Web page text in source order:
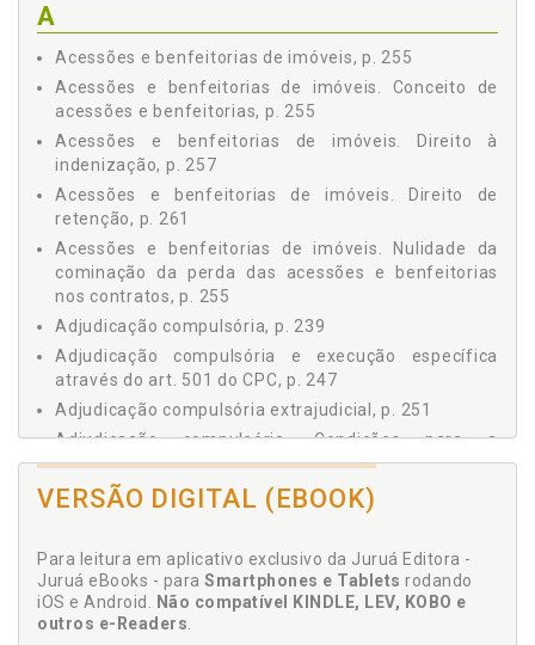
DOAÇÕES E OUTRAS FORMAS DE ALIENAÇÕES, p. 44
3 LOTEAMENTO, p. 47
3.1 DEFINIÇÃO DE LOTEAMENTO, LOTE E DE
LOTEADOR/EMPREENDEDOR, p. 47
3.2 CONDIÇÕES PARA O LOTEAMENTO, p. 51
3.3 REQUISITOS URBANÍSTICOS, p. 53
3.4 PROJETO DO LOTEAMENTO, p. 62
3.4.1 Fase Preliminar, p. 62
3.4.2 Fase do Projeto Definitivo, p. 64
3.5 APROVAÇÃO DO PROJETO, p. 66
3.6 LOTEAMENTOS FECHADOS, p. 71
3.6.1 Distinção entre Loteamentos Fechados e
Condomínios Fechados, p. 71
3.6.2 Aplicações Práticas dos Condomínios aos
Loteamentos Fechados, p. 75
3.7 COBRANÇA DE CONTRIBUIÇÃO VINCULADA À
ADMINISTRADORA DO LOTEAMENTO, p. 76
4 DESMEMBRAMENTO E DESDOBRE DE ÁREA, p. 83
4.2 LOTEAMENTO E DESMEMBRAMENTO. DEFINIÇÕES E
DISTINÇÕES, p. 83
4.3 O PROCESSO DO DESMEMBRAMENTO, p. 86
4.3.1 Aspectos Conceituais, p. 86
A
Acessões e benfeitorias de imóveis, p. 255
Acessões e benfeitorias de imóveis. Conceito de
acessões e benfeitorias, p. 255
Acessões e benfeitorias de imóveis. Direito à
indenização, p. 257
Acessões e benfeitorias de imóveis. Direito de
retenção, p. 261
Acessões e benfeitorias de imóveis. Nulidade da
cominação da perda das acessões e benfeitorias
nos contratos, p. 255
Adjudicação compulsória, p. 239
Adjudicação compulsória e execução específica
através do art. 501 do CPC, p. 247
Adjudicação compulsória extrajudicial, p. 251
Adjudicação compulsória. Condições para a
propositura da ação, necessidade ou não do registro
do contrato e extensão do direito aos cessionários,
p. 241
adjudicação compulsória, p. 239
Adjudicação compulsória. Possibilidade de qualquer
ação ou defesa, mesmo sem o registro do contrato,
VERSÃO DIGITAL (EBOOK)
Para leitura em aplicativo exclusivo da Juruá Editora -
Juruá eBooks - para Smartphones e Tablets rodando
iOS e Android. Não compatível KINDLE, LEV, KOBO e
outros e-Readers.